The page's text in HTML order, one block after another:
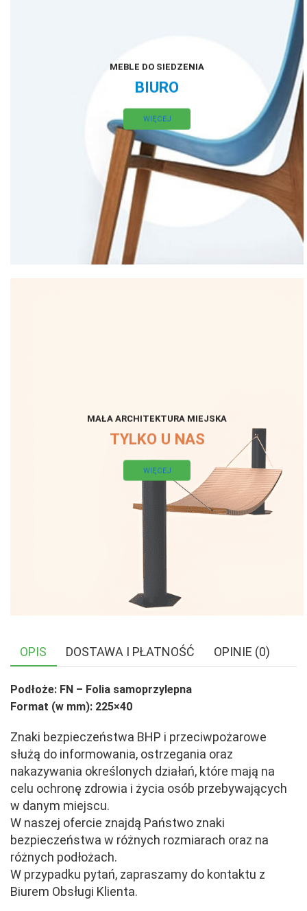
MEBLE DO SIEDZENIA
BIURO
WIĘCEJ
MAŁA ARCHITEKTURA MIEJSKA
TYLKO U NAS
WIĘCEJ
OPIS DOSTAWA I PŁATNOŚĆ OPINIE (0)
Podłoże: FN – Folia samoprzylepna
Format (w mm): 225×40
Znaki bezpieczeństwa BHP i przeciwpożarowe
służą do informowania, ostrzegania oraz
nakazywania określonych działań, które mają na
celu ochronę zdrowia i życia osób przebywających
w danym miejscu.
W naszej ofercie znajdą Państwo znaki
bezpieczeństwa w różnych rozmiarach oraz na
różnych podłożach.
W przypadku pytań, zapraszamy do kontaktu z
Biurem Obsługi Klienta.